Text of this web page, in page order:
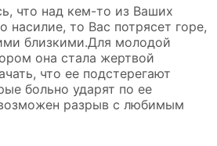
что над кем-то из Ваших
насилие, то Вас потрясет горе,
близкими.Для молодой
она стала жертвой
что ее подстерегают
больно ударят по ее
разрыв с любимым